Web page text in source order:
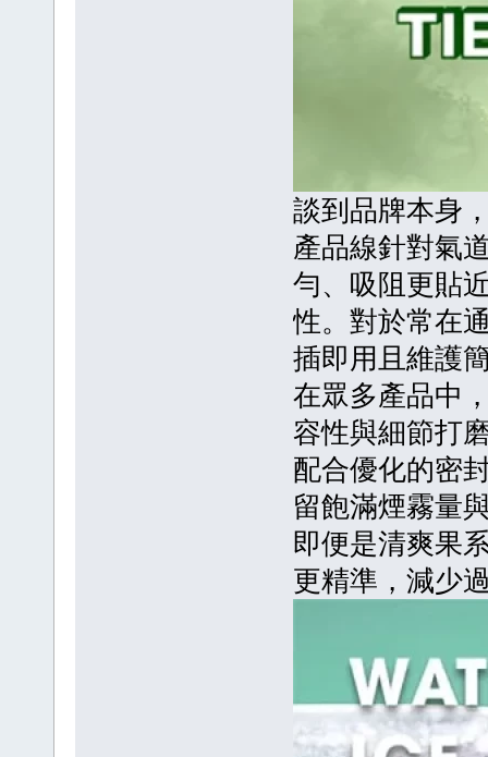
談到品牌本身
產品線針對氣
勻、吸阻更貼
性。對於常在
插即用且維護
在眾多產品中
容性與細節打
配合優化的密
留飽滿煙霧量
即便是清爽果
更精準，減少